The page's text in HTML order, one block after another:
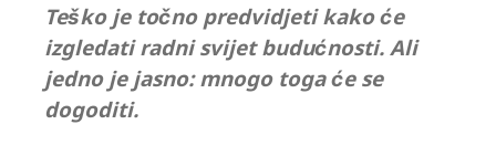
Teško je toč­no pre­dvi­dje­ti kako će
izgle­da­ti rad­ni svi­jet buduć­nos­ti. Ali
jed­no je jas­no: mno­go toga će se
dogoditi.